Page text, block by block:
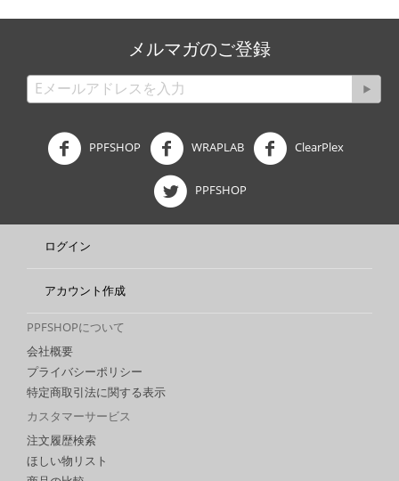
メルマガのご登録
PPFSHOP WRAPLAB ClearPlex
PPFSHOP
ログイン
アカウント作成
PPFSHOPについて
会社概要
プライバシーポリシー
特定商取引法に関する表示
カスタマーサービス
注文履歴検索
ほしい物リスト